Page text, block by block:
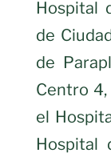
Hospital
de
de
Centro
el
Hospital